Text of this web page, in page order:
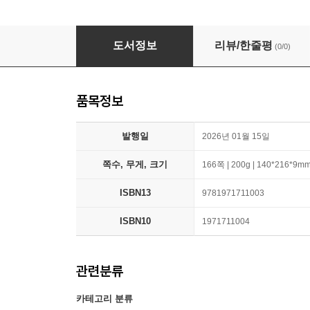
AI and I: Crossing the Bridge: A Beginner's
도서정보 리뷰/한줄평 (0/0)
품목정보
발행일 2026년 01월 15일
쪽수, 무게, 크기 166쪽 | 200g |
ISBN13 9781971711003
ISBN10 1971711004
관련분류
카테고리 분류